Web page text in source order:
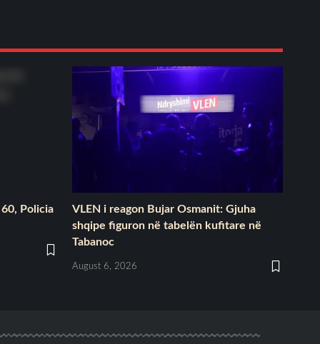
Policia
VLEN i reagon Bujar Osmanit: Gjuha
shqipe figuron në tabelën kufitare në
Tabanoc
August 6, 2026